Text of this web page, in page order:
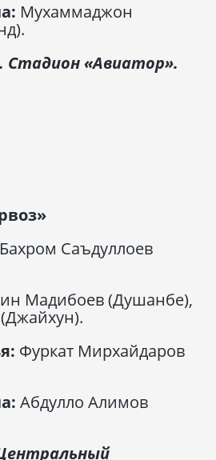
Мухаммаджон
Стадион «Авиатор».
Бахром Саъдуллоев
Мадибоев (Душанбе),
Фуркат Мирхайдаров
Абдулло Алимов